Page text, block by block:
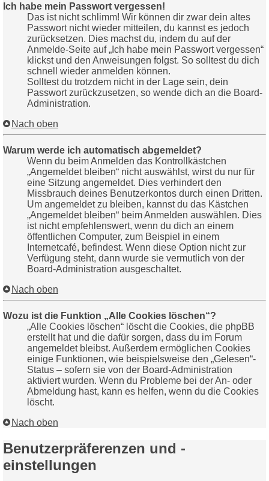
Ich habe mein Passwort vergessen!
Das ist nicht schlimm! Wir können dir zwar dein altes
Passwort nicht wieder mitteilen, du kannst es jedoch
zurücksetzen. Dies machst du, indem du auf der
Anmelde-Seite auf „Ich habe mein Passwort vergessen“
klickst und den Anweisungen folgst. So solltest du dich
schnell wieder anmelden können.
Solltest du trotzdem nicht in der Lage sein, dein
Passwort zurückzusetzen, so wende dich an die Board-
Administration.
Nach oben
Warum werde ich automatisch abgemeldet?
Wenn du beim Anmelden das Kontrollkästchen
„Angemeldet bleiben“ nicht auswählst, wirst du nur für
eine Sitzung angemeldet. Dies verhindert den
Missbrauch deines Benutzerkontos durch einen Dritten.
Um angemeldet zu bleiben, kannst du das Kästchen
„Angemeldet bleiben“ beim Anmelden auswählen. Dies
ist nicht empfehlenswert, wenn du dich an einem
öffentlichen Computer, zum Beispiel in einem
Internetcafé, befindest. Wenn diese Option nicht zur
Verfügung steht, dann wurde sie vermutlich von der
Board-Administration ausgeschaltet.
Nach oben
Wozu ist die Funktion „Alle Cookies löschen“?
„Alle Cookies löschen“ löscht die Cookies, die phpBB
erstellt hat und die dafür sorgen, dass du im Forum
angemeldet bleibst. Außerdem ermöglichen Cookies
einige Funktionen, wie beispielsweise den „Gelesen“-
Status – sofern sie von der Board-Administration
aktiviert wurden. Wenn du Probleme bei der An- oder
Abmeldung hast, kann es helfen, wenn du die Cookies
löscht.
Nach oben
Benutzerpräferenzen und -
einstellungen